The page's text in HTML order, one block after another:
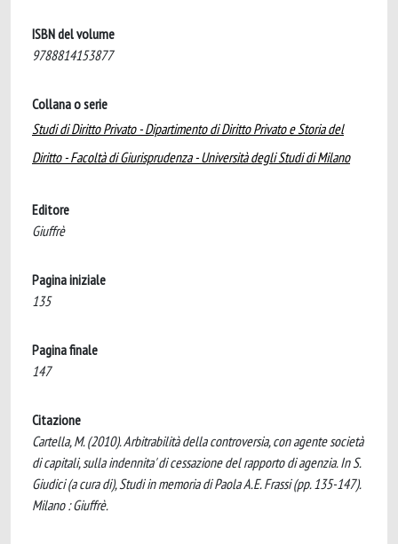
ISBN del volume
9788814153877
Collana o serie
Studi di Diritto Privato - Dipartimento di Diritto Privato e Storia del
Diritto - Facoltà di Giurisprudenza - Università degli Studi di Milano
Editore
Giuffrè
Pagina iniziale
135
Pagina finale
147
Citazione
Cartella, M. (2010). Arbitrabilità della controversia, con agente società
di capitali, sulla indennita' di cessazione del rapporto di agenzia. In S.
Giudici (a cura di), Studi in memoria di Paola A.E. Frassi (pp. 135-147).
Milano : Giuffrè.